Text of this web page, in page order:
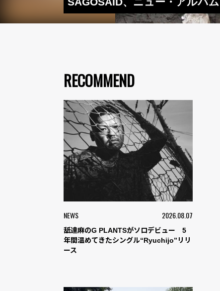
RECOMMEND
NEWS 2026.08.07
舐達麻のG PLANTSがソロデビュー 5
年間温めてきたシングル“Ryuchijo”リリ
ース